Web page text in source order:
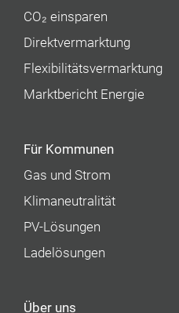
CO₂ einsparen
Direktvermarktung
Flexibilitätsvermarktung
Marktbericht Energie
Für Kommunen
Gas und Strom
Klimaneutralität
PV-Lösungen
Ladelösungen
Über uns